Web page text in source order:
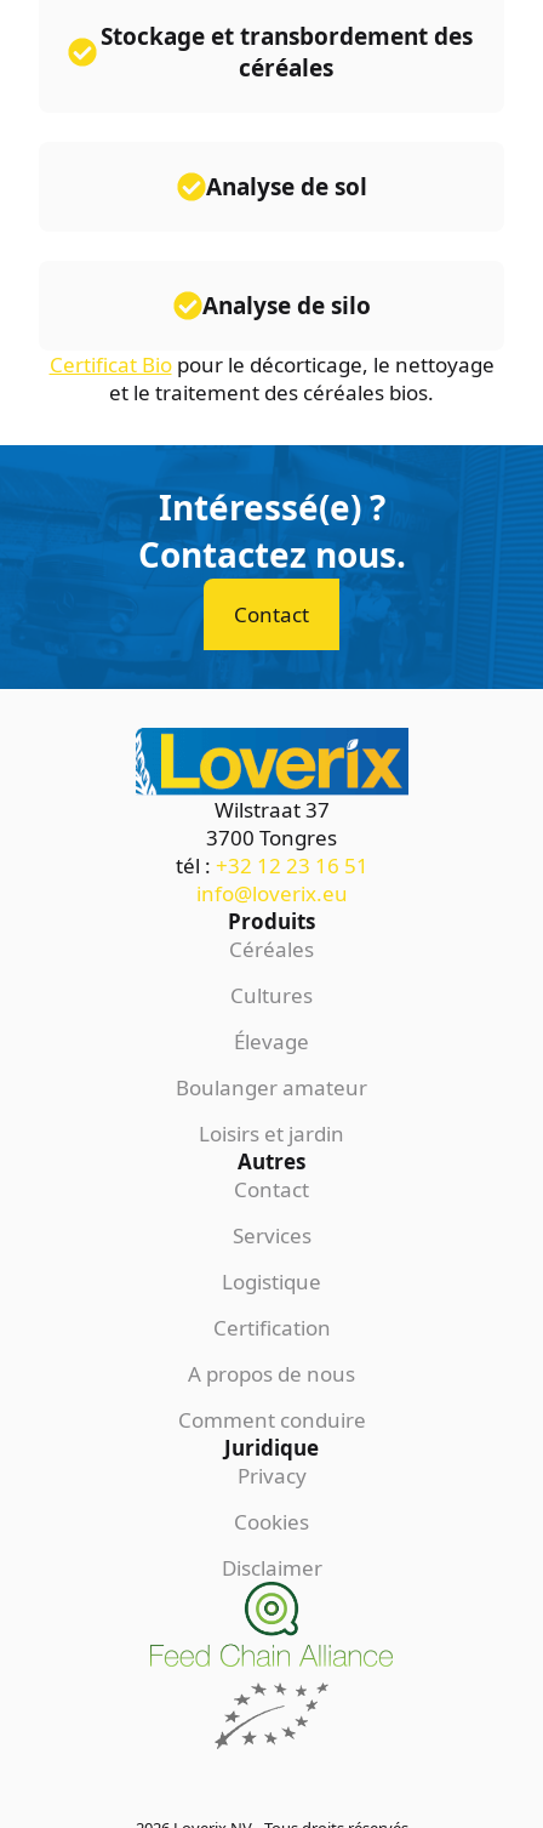
Stockage et transbordement des
céréales
Analyse de sol
Analyse de silo
Certificat Biopour le décorticage, le nettoyage
et le traitement des céréales bios.
Intéressé(e) ?
Contactez nous.
Contact
Wilstraat 37
3700 Tongres
tél : +32 12 23 16 51
info@loverix.eu
Produits
Céréales
Cultures
Élevage
Boulanger amateur
Loisirs et jardin
Autres
Contact
Services
Logistique
Certification
A propos de nous
Comment conduire
Juridique
Privacy
Cookies
Disclaimer